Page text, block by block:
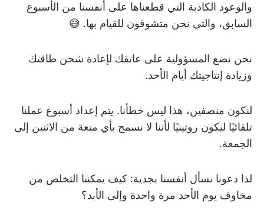
والوعود الكاذبة التي قطعناها على أنفسنا من الأسبوع
السابق، والتي نحن متشوقون للقيام بها. 😅
نحن نضع المسؤولية على عاتقك لإعادة شحن طاقتك
وزيادة إنتاجيتك أيام الأحد.
لنكون منصفين، هذا ليس خطأنا. يتم إعداد أسبوع عملنا
تلقائيًا ليكون روتينيًا لأننا لا نسمح بأي متعة من الاثنين إلى
الجمعة.
لذا دعونا نسأل أنفسنا بجدية: كيف يمكننا التخلص من
مخاوف يوم الأحد مرة واحدة وإلى الأبد؟